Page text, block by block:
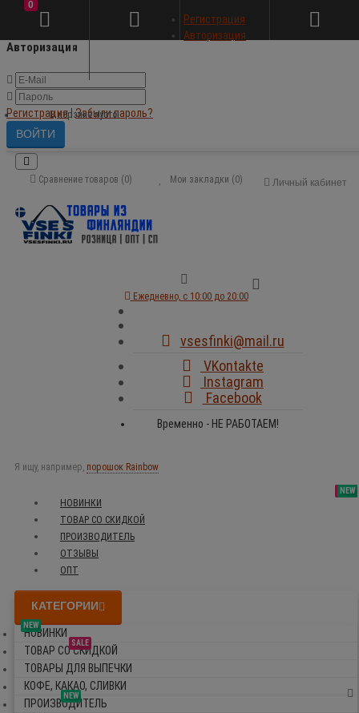
Авторизация
Регистрация|Забыли пароль?
Личный кабинет
Мои закладки (0)
Сравнение товаров (0)
Ежедневно, с 10:00 до 20:00
vsesfinki@mail.ru
VKontakte
Instagram
Facebook
Временно - НЕ РАБОТАЕМ!
Я ищу, например, порошок Rainbow
Регистрация
Авторизация
0
В корзине пусто!
NEW
НОВИНКИ
SALE
ТОВАР СО СКИДКОЙ
NEW
ПРОИЗВОДИТЕЛЬ
NEW
ОТЗЫВЫ
ОПТ
КАТЕГОРИИ
NEW
НОВИНКИ
SALE
ТОВАР СО СКИДКОЙ
ТОВАРЫ ДЛЯ ВЫПЕЧКИ
КОФЕ, КАКАО, СЛИВКИ
NEW
ПРОИЗВОДИТЕЛЬ